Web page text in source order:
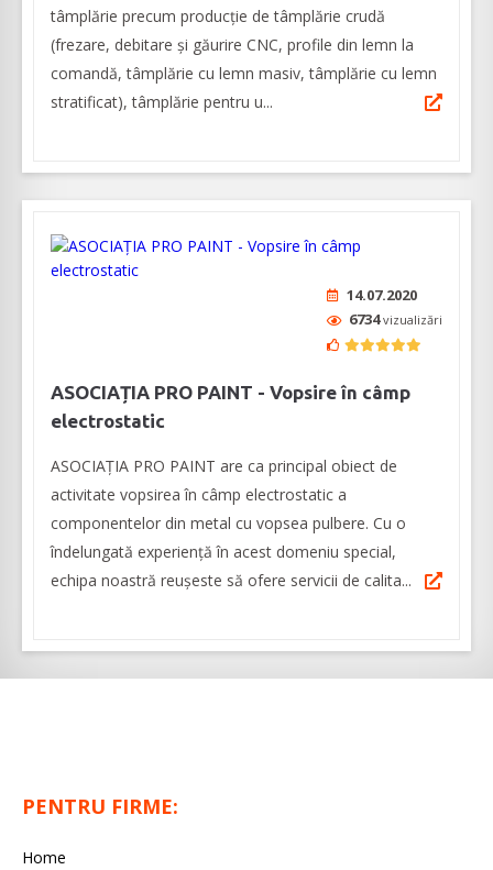
tâmplărie precum producție de tâmplărie crudă
(frezare, debitare și găurire CNC, profile din lemn la
comandă, tâmplărie cu lemn masiv, tâmplărie cu lemn
stratificat), tâmplărie pentru u...
14.07.2020
6734vizualizări
ASOCIAȚIA PRO PAINT - Vopsire în câmp
electrostatic
ASOCIAȚIA PRO PAINT are ca principal obiect de
activitate vopsirea în câmp electrostatic a
componentelor din metal cu vopsea pulbere. Cu o
îndelungată experiență în acest domeniu special,
echipa noastră reușeste să ofere servicii de calita...
PENTRU FIRME:
Home